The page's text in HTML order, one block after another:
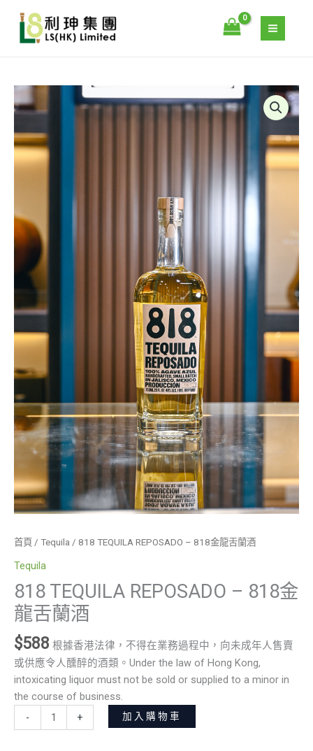
首頁 / Tequila / 818 TEQUILA REPOSADO – 818金龍舌蘭酒
Tequila
818 TEQUILA REPOSADO – 818金
龍舌蘭酒
$588 根據香港法律，不得在業務過程中，向未成年人售賣
或供應令人醺醉的酒類。Under the law of Hong Kong,
intoxicating liquor must not be sold or supplied to a minor in
the course of business.
-
818
TEQUILA
–
818
酒
數
+ 加入購物車
金
酒
數
量